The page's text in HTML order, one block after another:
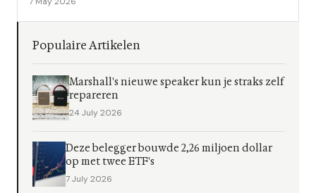
Populaire Artikelen
Marshall's nieuwe speaker kun je straks zelf
repareren
24 July 2026
Deze belegger bouwde 2,26 miljoen dollar
op met twee ETF's
7 July 2026